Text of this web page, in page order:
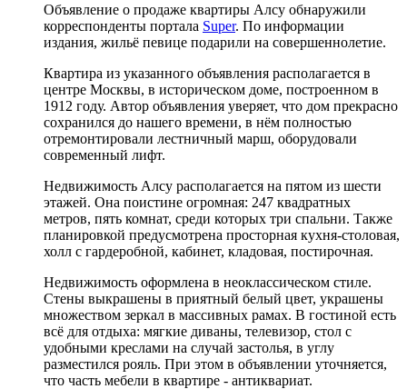
Объявление о продаже квартиры Алсу обнаружили
корреспонденты портала Super. По информации
издания, жильё певице подарили на совершеннолетие.
Квартира из указанного объявления располагается в
центре Москвы, в историческом доме, построенном в
1912 году. Автор объявления уверяет, что дом прекрасно
сохранился до нашего времени, в нём полностью
отремонтировали лестничный марш, оборудовали
современный лифт.
Недвижимость Алсу располагается на пятом из шести
этажей. Она поистине огромная: 247 квадратных
метров, пять комнат, среди которых три спальни. Также
планировкой предусмотрена просторная кухня-столовая,
холл с гардеробной, кабинет, кладовая, постирочная.
Недвижимость оформлена в неоклассическом стиле.
Стены выкрашены в приятный белый цвет, украшены
множеством зеркал в массивных рамах. В гостиной есть
всё для отдыха: мягкие диваны, телевизор, стол с
удобными креслами на случай застолья, в углу
разместился рояль. При этом в объявлении уточняется,
что часть мебели в квартире - антиквариат.